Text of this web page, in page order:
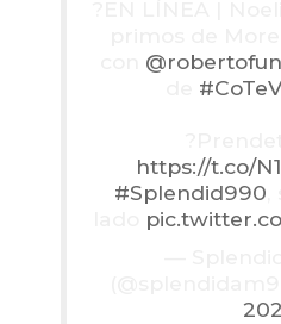
https://t.co/
#Splendid990